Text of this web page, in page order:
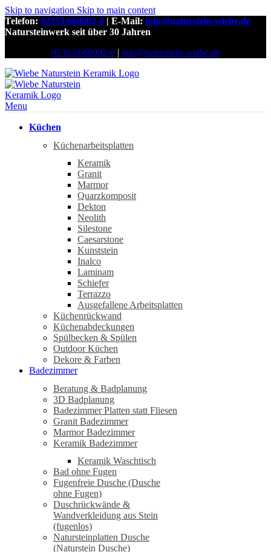
Skip to navigation Skip to main content
Telefon: 02353/668002-0 | E-Mail: info@naturstein-wiebe.de
Natursteinwerk seit über 30 Jahren
02353/668002-0| info@naturstein-wiebe.de
Menu
Küchen
Küchenarbeitsplatten
Keramik
Granit
Marmor
Quarzkomposit
Dekton
Neolith
Silestone
Caesarstone
Kunststein
Inalco
Laminam
Schiefer
Terrazzo
Ausgefallene Arbeitsplatten
Küchenrückwand
Küchenabdeckungen
Spülbecken & Spülen
Outdoor Küchen
Dekore & Farben
Badezimmer
Beratung & Badplanung
3D Badplanung
Badezimmer Platten statt Fliesen
Granit Badezimmer
Marmor Badezimmer
Keramik Badezimmer
Keramik Waschtisch
Bad ohne Fugen
Fugenfreie Dusche (Dusche
ohne Fugen)
Duschrückwände &
Wandverkleidung aus Stein
(fugenlos)
Natursteinplatten Dusche
(Naturstein Dusche)